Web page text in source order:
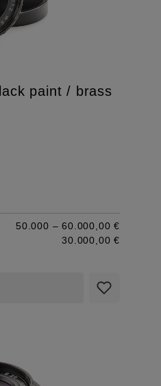
paint / brass
50.000 – 60.000,00 €
30.000,00 €